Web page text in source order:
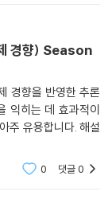
경향) Season
경향을 반영한 추론
익히는 데 효과적이
주 유용합니다. 해설
0 댓글0